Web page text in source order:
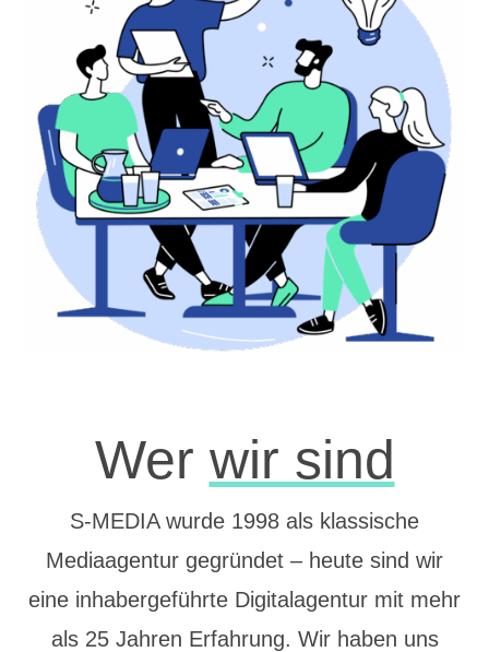
Wer wir sind
S-MEDIA wurde 1998 als klassische
Mediaagentur gegründet – heute sind wir
eine inhabergeführte Digitalagentur mit mehr
als 25 Jahren Erfahrung. Wir haben uns